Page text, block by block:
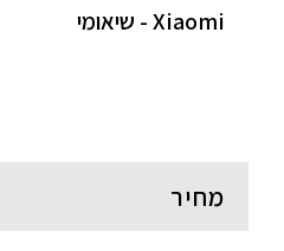
Xiaomi - שיאומי
מחיר